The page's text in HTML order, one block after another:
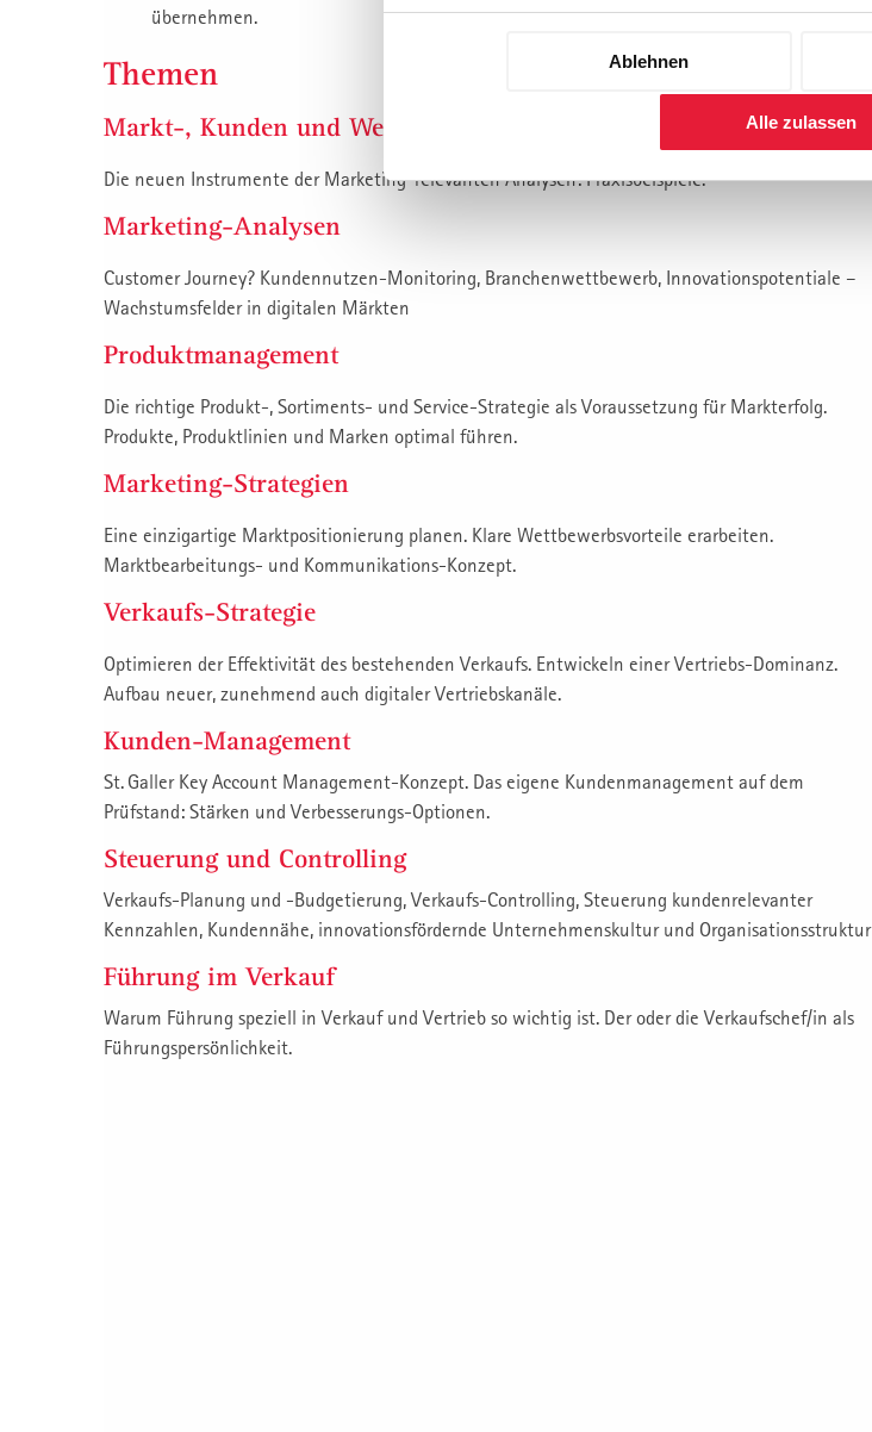
Ablehnen
Alle zulassen
übernehmen.
Themen
Markt-, Kunden und Wettbewerbsanalysen
Die neuen Instrumente der Marketing-relevanten Analysen: Praxisbeispiele.
Marketing-Analysen
Customer Journey? Kundennutzen-Monitoring, Branchenwettbewerb, Innovationspotentiale –
Wachstumsfelder in digitalen Märkten
Produktmanagement
Die richtige Produkt-, Sortiments- und Service-Strategie als Voraussetzung für Markterfolg.
Produkte, Produktlinien und Marken optimal führen.
Marketing-Strategien
Eine einzigartige Marktpositionierung planen. Klare Wettbewerbsvorteile erarbeiten.
Marktbearbeitungs- und Kommunikations-Konzept.
Verkaufs-Strategie
Optimieren der Effektivität des bestehenden Verkaufs. Entwickeln einer Vertriebs-Dominanz.
Aufbau neuer, zunehmend auch digitaler Vertriebskanäle.
Kunden-Management
St. Galler Key Account Management-Konzept. Das eigene Kundenmanagement auf dem
Prüfstand: Stärken und Verbesserungs-Optionen.
Steuerung und Controlling
Verkaufs-Planung und -Budgetierung, Verkaufs-Controlling, Steuerung kundenrelevanter
Kennzahlen, Kundennähe, innovationsfördernde Unternehmenskultur und Organisationsstruktur
Führung im Verkauf
Warum Führung speziell in Verkauf und Vertrieb so wichtig ist. Der oder die Verkaufschef/in als
Führungspersönlichkeit.